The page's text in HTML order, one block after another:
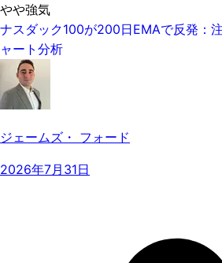
やや強気
ナスダック100が200日EMAで反発：
ャート分析
ジェームズ・ フォード
2026年7月31日